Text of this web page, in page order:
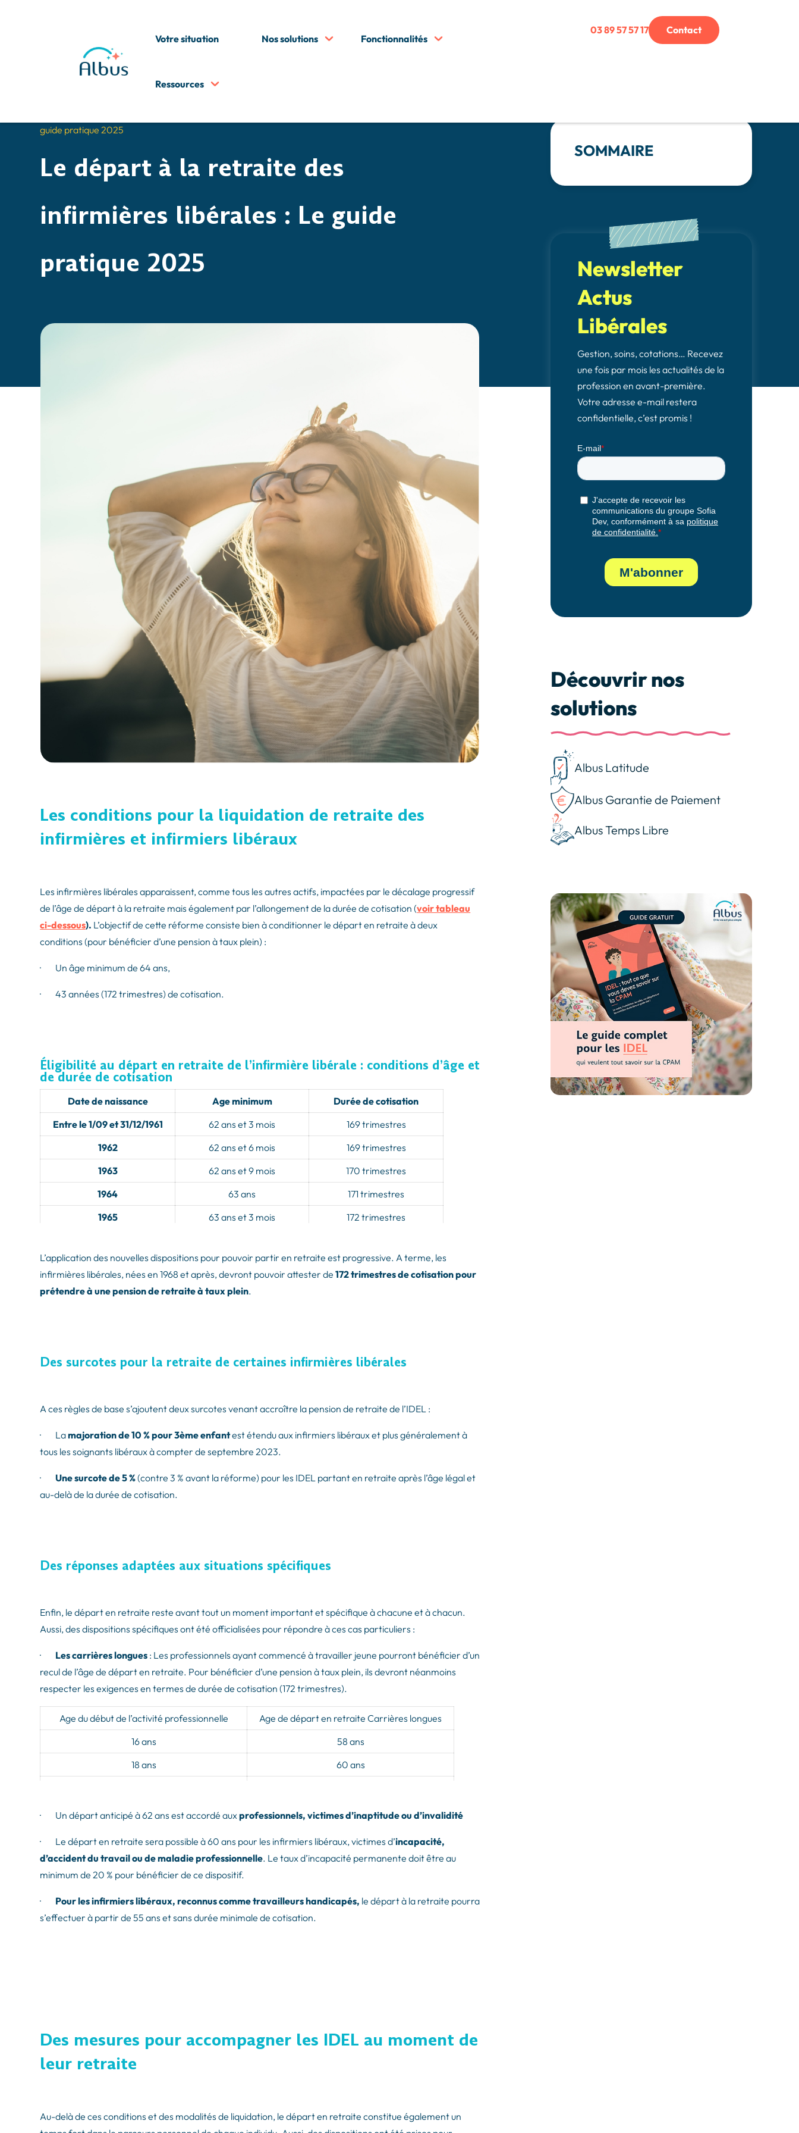
Votre situation Nos solutions Fonctionnalités
Ressources
03 89 57 57 17 Contact
guide pratique 2025
Le départ à la retraite des
infirmières libérales : Le guide
pratique 2025
Les conditions pour la liquidation de retraite des
infirmières et infirmiers libéraux
Les infirmières libérales apparaissent, comme tous les autres actifs, impactées par le décalage progressif
de l’âge de départ à la retraite mais également par l’allongement de la durée de cotisation (voir tableau
ci-dessous). L’objectif de cette réforme consiste bien à conditionner le départ en retraite à deux
conditions (pour bénéficier d’une pension à taux plein) :
· Un âge minimum de 64 ans,
· 43 années (172 trimestres) de cotisation.
Éligibilité au départ en retraite de l’infirmière libérale : conditions d’âge et
de durée de cotisation
Date de naissance Age minimum
Durée de cotisation
Entre le 1/09 et 31/12/1961
62 ans et 3 mois
169 trimestres
1962
62 ans et 6 mois
169 trimestres
1963
62 ans et 9 mois
170 trimestres
1964
63 ans
171 trimestres
1965
63 ans et 3 mois
172 trimestres
1967
63 ans et 3 mois
172 trimestres
1968
64 ans
L’application des nouvelles dispositions pour pouvoir partir en retraite est progressive. A terme, les
infirmières libérales, nées en 1968 et après, devront pouvoir attester de172 trimestres de cotisation pour
prétendre à une pension de retraite à taux plein.
Des surcotes pour la retraite de certaines infirmières libérales
A ces règles de base s’ajoutent deux surcotes venant accroître la pension de retraite de l’IDEL :
· Lamajoration de 10 % pour 3ème enfantest étendu aux infirmiers libéraux et plus généralement à
tous les soignants libéraux à compter de septembre 2023.
·Une surcote de 5 %(contre 3 % avant la réforme) pour les IDEL partant en retraite après l’âge légal et
au-delà de la durée de cotisation.
Des réponses adaptées aux situations spécifiques
Enfin, le départ en retraite reste avant tout un moment important et spécifique à chacune et à chacun.
Aussi, des dispositions spécifiques ont été officialisées pour répondre à ces cas particuliers :
· Les carrières longues : Les professionnels ayant commencé à travailler jeune pourront bénéficier d’un
recul de l’âge de départ en retraite. Pour bénéficier d’une pension à taux plein, ils devront néanmoins
respecter les exigences en termes de durée de cotisation (172 trimestres).
Age du début de l’activité professionnelle
Age de départ en retraite Carrières longues
16 ans
58 ans
18 ans
60 ans
21 ans
63 ans
· Un départ anticipé à 62 ans est accordé auxprofessionnels, victimes d’inaptitude ou d’invalidité
· Le départ en retraite sera possible à 60 ans pour les infirmiers libéraux, victimes d’incapacité,
d’accident du travail ou de maladie professionnelle. Le taux d’incapacité permanente doit être au
minimum de 20 % pour bénéficier de ce dispositif.
· Pour les infirmiers libéraux, reconnus comme travailleurs handicapés, le départ à la retraite pourra
s’effectuer à partir de 55 ans et sans durée minimale de cotisation.
Des mesures pour accompagner les IDEL au moment de
leur retraite
Au-delà de ces conditions et des modalités de liquidation, le départ en retraite constitue également un
SOMMAIRE
Newsletter
Actus
Libérales
Gestion, soins, cotations… Recevez
une fois par mois les actualités de la
profession en avant-première.
Votre adresse e-mail restera
confidentielle, c’est promis !
Découvrir nos
solutions
Albus Latitude
Albus Garantie de Paiement
Albus Temps Libre